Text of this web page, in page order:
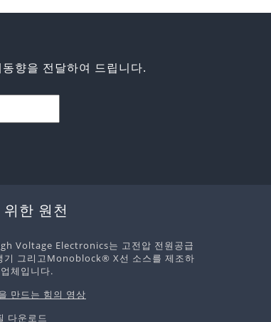
향을 전달하여 드립니다.
한 원천
Voltage Electronics는 고전압 전원공급
기 그리고Monoblock® X선 소스를 제조하
체입니다.
만드는 힘의 영상
다운로드